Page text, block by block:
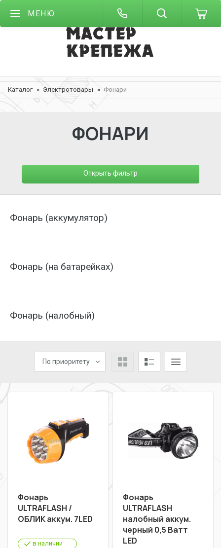
МЕНЮ
Каталог Электротовары Фонари
ФОНАРИ
Открыть фильтр
Фонарь (аккумулятор)
Фонарь (на батарейках)
Фонарь (налобный)
По приоритету
Фонарь
ULTRAFLASH /
ОБЛИК аккум. 7LED
в наличии
Фонарь
ULTRAFLASH
налобный аккум.
черный 0,5 Ватт
LED